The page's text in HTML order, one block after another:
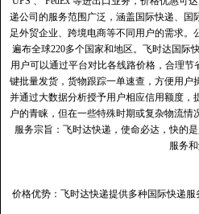
递公司的服务范围广泛，涵盖国际快递、
足外贸企业、跨境电商等不同用户的需求
遍布全球220多个国家和地区。飞时达国际
用户可以通过平台对比各线路价格，合理
键批量发货，货物跟踪一单速查，方便用
并通过大数据分析授予用户相应信用额度
户的青睐，但在一些特殊时期或复杂物流
服务宗旨：飞时达快递，使命必达，快的
服务
价格优势：飞时达快递提供多种国际快递